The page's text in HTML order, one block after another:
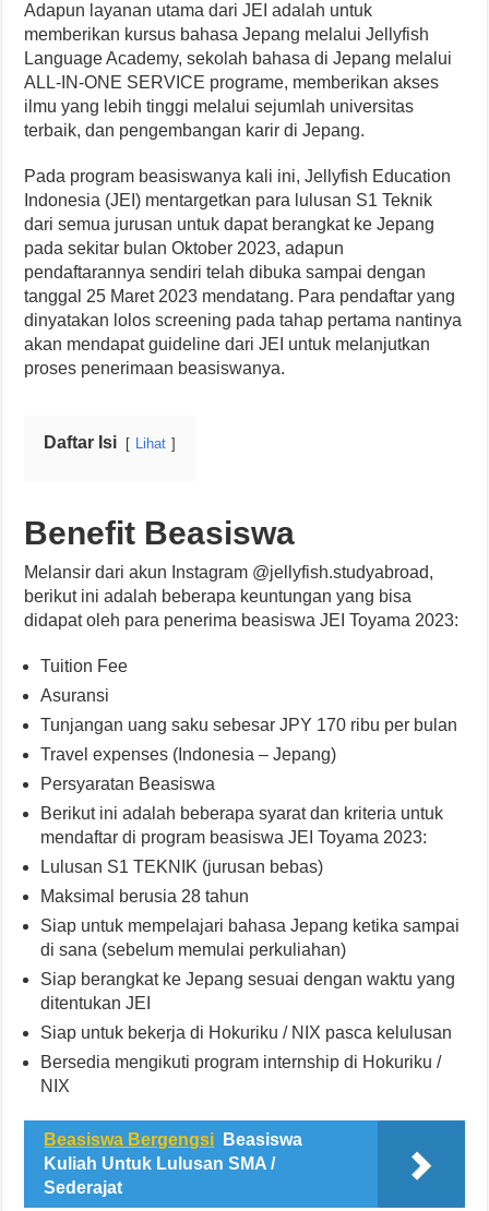
Adapun layanan utama dari JEI adalah untuk
memberikan kursus bahasa Jepang melalui Jellyfish
Language Academy, sekolah bahasa di Jepang melalui
ALL-IN-ONE SERVICE programe, memberikan akses
ilmu yang lebih tinggi melalui sejumlah universitas
terbaik, dan pengembangan karir di Jepang.
Pada program beasiswanya kali ini, Jellyfish Education
Indonesia (JEI) mentargetkan para lulusan S1 Teknik
dari semua jurusan untuk dapat berangkat ke Jepang
pada sekitar bulan Oktober 2023, adapun
pendaftarannya sendiri telah dibuka sampai dengan
tanggal 25 Maret 2023 mendatang. Para pendaftar yang
dinyatakan lolos screening pada tahap pertama nantinya
akan mendapat guideline dari JEI untuk melanjutkan
proses penerimaan beasiswanya.
Daftar Isi Lihat
Benefit Beasiswa
Melansir dari akun Instagram @jellyfish.studyabroad,
berikut ini adalah beberapa keuntungan yang bisa
didapat oleh para penerima beasiswa JEI Toyama 2023:
Tuition Fee
Asuransi
Tunjangan uang saku sebesar JPY 170 ribu per bulan
Travel expenses (Indonesia – Jepang)
Persyaratan Beasiswa
Berikut ini adalah beberapa syarat dan kriteria untuk
mendaftar di program beasiswa JEI Toyama 2023:
Lulusan S1 TEKNIK (jurusan bebas)
Maksimal berusia 28 tahun
Siap untuk mempelajari bahasa Jepang ketika sampai
di sana (sebelum memulai perkuliahan)
Siap berangkat ke Jepang sesuai dengan waktu yang
ditentukan JEI
Siap untuk bekerja di Hokuriku / NIX pasca kelulusan
Bersedia mengikuti program internship di Hokuriku /
NIX
Beasiswa Bergengsi
Beasiswa
Kuliah Untuk Lulusan SMA /
Sederajat